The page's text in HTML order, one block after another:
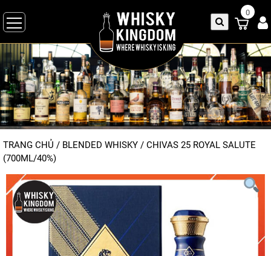
0
TRANG CHỦ / BLENDED WHISKY / CHIVAS 25 ROYAL SALUTE
(700ML/40%)